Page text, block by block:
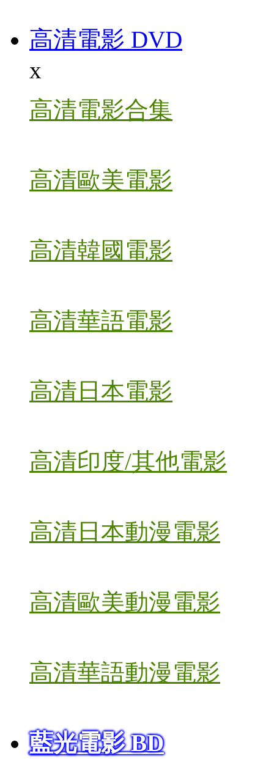
高清電影 DVD
x
高清電影合集
高清歐美電影
高清韓國電影
高清華語電影
高清日本電影
高清印度/其他電影
高清日本動漫電影
高清歐美動漫電影
高清華語動漫電影
藍光電影 BD